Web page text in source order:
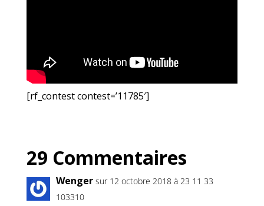
[rf_contest contest=’11785′]
29 Commentaires
Wenger sur 12 octobre 2018 à 23 11 33
103310